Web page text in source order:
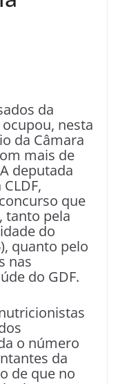
da
nesta
da Câmara
mais de
deputada
que
tanto pela
do
quanto pelo
nas
do GDF.
o número
da
de que no